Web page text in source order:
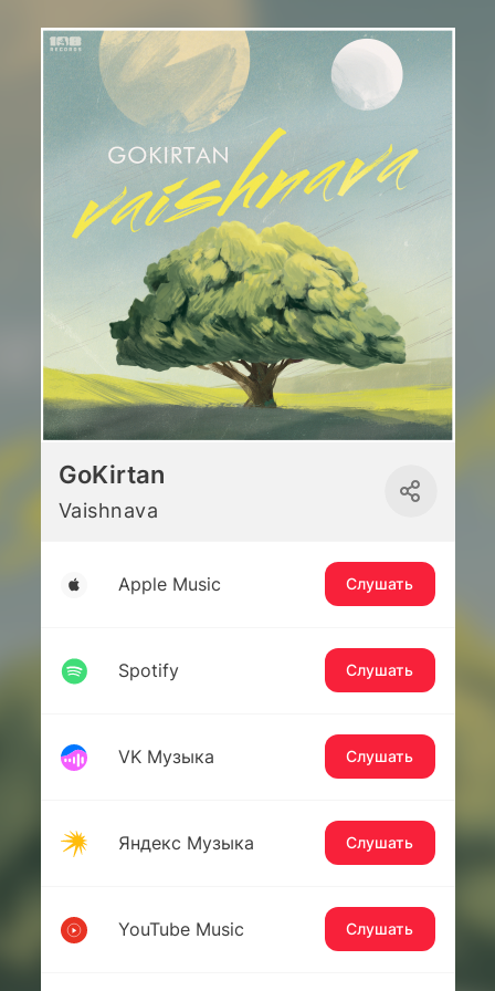
GoKirtan
Vaishnava
Apple Music Слушать
Spotify Слушать
VK Музыка Слушать
Яндекс Музыка Слушать
YouTube Music Слушать